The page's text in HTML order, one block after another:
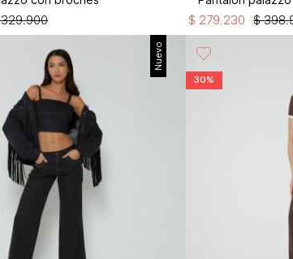
329.900 $ 398.
$ 279.230
Nuevo
30%